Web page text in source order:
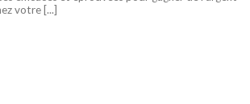
votre [...]